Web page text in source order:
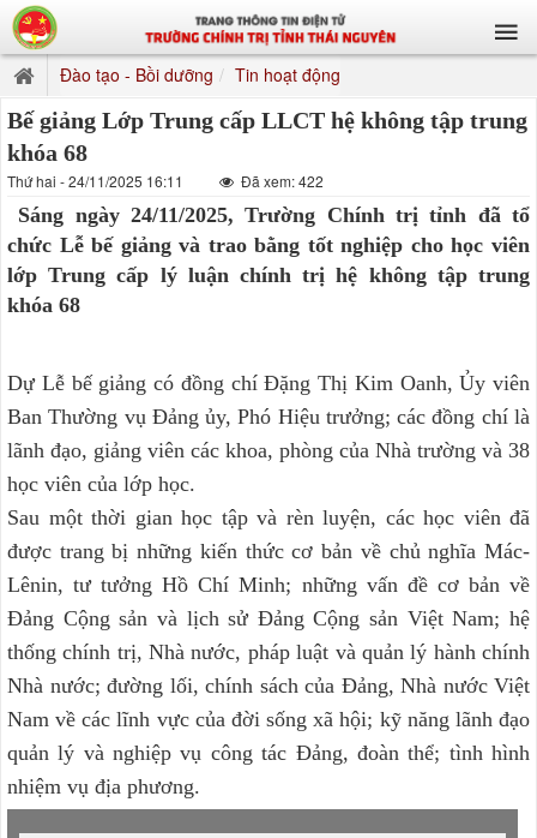
Đào tạo - Bồi dưỡng Tin hoạt động
Bế giảng Lớp Trung cấp LLCT hệ không tập trung
khóa 68
Thứ hai - 24/11/2025 16:11 Đã xem: 422
Sáng ngày 24/11/2025, Trường Chính trị tỉnh đã tổ
chức Lễ bế giảng và trao bằng tốt nghiệp cho học viên
lớp Trung cấp lý luận chính trị hệ không tập trung
khóa 68
Dự Lễ bế giảng có đồng chí Đặng Thị Kim Oanh, Ủy viên
Ban Thường vụ Đảng ủy, Phó Hiệu trưởng; các đồng chí là
lãnh đạo, giảng viên các khoa, phòng của Nhà trường và 38
học viên của lớp học.
Sau một thời gian học tập và rèn luyện, các học viên đã
được trang bị những kiến thức cơ bản về chủ nghĩa Mác-
Lênin, tư tưởng Hồ Chí Minh; những vấn đề cơ bản về
Đảng Cộng sản và lịch sử Đảng Cộng sản Việt Nam; hệ
thống chính trị, Nhà nước, pháp luật và quản lý hành chính
Nhà nước; đường lối, chính sách của Đảng, Nhà nước Việt
Nam về các lĩnh vực của đời sống xã hội; kỹ năng lãnh đạo
quản lý và nghiệp vụ công tác Đảng, đoàn thể; tình hình
nhiệm vụ địa phương.